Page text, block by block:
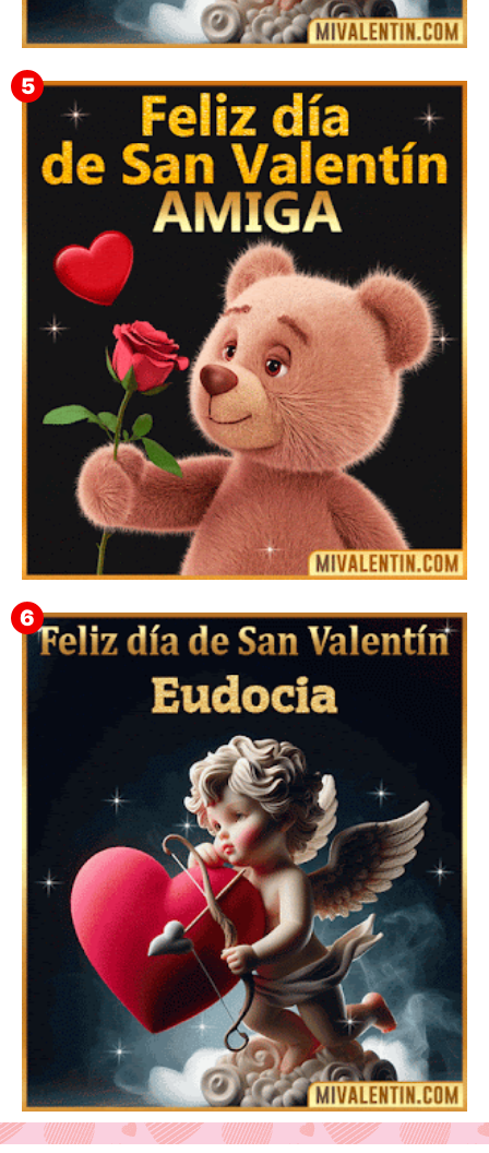
Feliz San Valentín Valeska
Mensajes Tarjetas y GiF de San Valentín para Amigas